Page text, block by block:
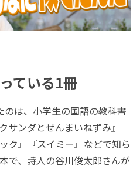
ている1冊
は、小学生の国語の教科書
サンダとぜんまいねずみ』
ク』『スイミー』などで知ら
で、詩人の谷川俊太郎さんが